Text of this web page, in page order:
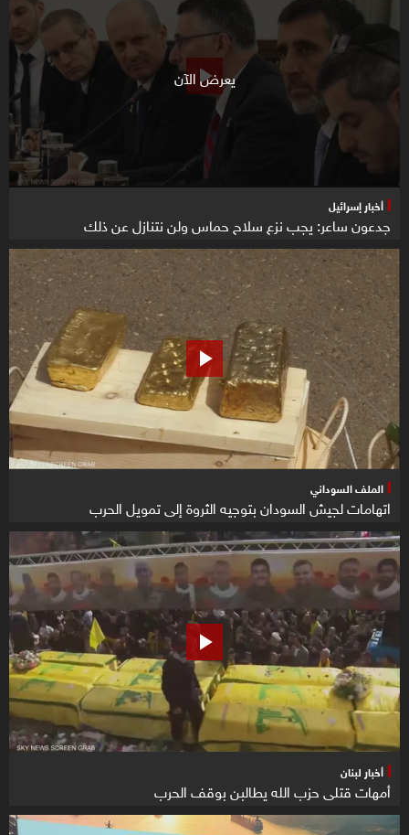
يعرض الآن
أخبار إسرائيل
جدعون ساعر: يجب نزع سلاح حماس ولن نتنازل عن ذلك
الملف السوداني
اتهامات لجيش السودان بتوجيه الثروة إلى تمويل الحرب
أخبار لبنان
أمهات قتلى حزب الله يطالبن بوقف الحرب